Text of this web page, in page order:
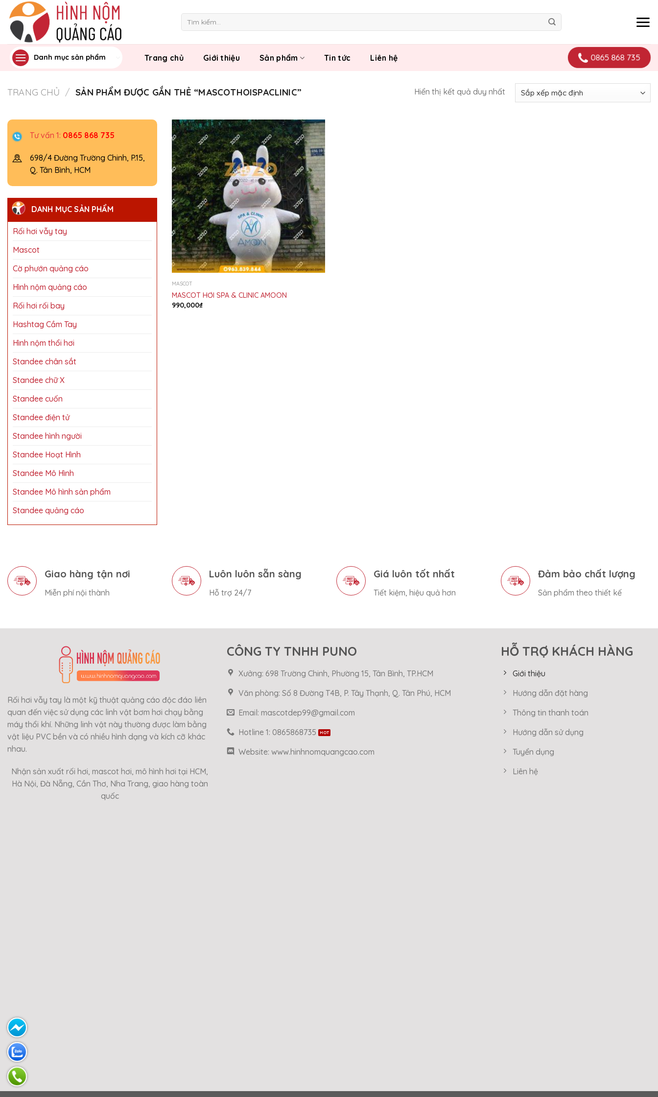
Skip
content
kiếm:
Danh mục sản phẩm Trang chủ Giới thiệu Sản phẩm Tin tức Liên hệ 0865 868 735
TRANG CHỦ / SẢN PHẨM ĐƯỢC GẮN THẺ “MASCOTHOISPACLINIC” Hiển thị kết quả duy nhất
Tư vấn 1: 0865 868 735
698/4 Đường Trường Chinh, P.15,
Q. Tân Bình, HCM
DANH MỤC SẢN PHẨM
Rối hơi vẫy tay
Mascot
Cờ phướn quảng cáo
Hình nộm quảng cáo
Rối hơi rối bay
Hashtag Cầm Tay
Hình nộm thổi hơi
Standee chân sắt
Standee chữ X
Standee cuốn
Standee điện tử
Standee hình người
Standee Hoạt Hình
Standee Mô Hình
Standee Mô hình sản phẩm
Standee quảng cáo
MASCOT
MASCOT HƠI SPA & CLINIC AMOON
990,000₫
Giao hàng tận nơi
Miễn phí nội thành
Luôn luôn sẵn sàng
Hỗ trợ 24/7
Giá luôn tốt nhất
Tiết kiệm, hiệu quả hơn
Đảm bảo chất lượng
Sản phẩm theo thiết kế
Rối hơi vẫy tay là một kỹ thuật quảng cáo độc đáo liên
quan đến việc sử dụng các linh vật bơm hơi chạy bằng
máy thổi khí. Những linh vật này thường được làm bằng
vật liệu PVC bền và có nhiều hình dạng và kích cỡ khác
nhau.
Nhận sản xuất rối hơi, mascot hơi, mô hình hơi tại HCM,
Hà Nội, Đà Nẵng, Cần Thơ, Nha Trang, giao hàng toàn
quốc
CÔNG TY TNHH PUNO
Xưởng: 698 Trường Chinh, Phường 15, Tân Bình, TP.HCM
Văn phòng: Số 8 Đường T4B, P. Tây Thạnh, Q. Tân Phú, HCM
Email: mascotdep99@gmail.com
Hotline 1: 0865868735
Website: www.hinhnomquangcao.com
HỖ TRỢ KHÁCH HÀNG
Giới thiệu
Hướng dẫn đặt hàng
Thông tin thanh toán
Hướng dẫn sử dụng
Tuyển dụng
Liên hệ